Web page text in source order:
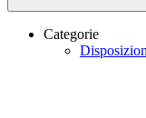
Categorie